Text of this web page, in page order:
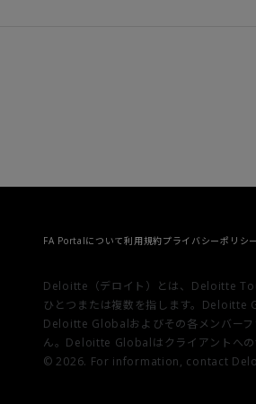
FA Portalについて利用規約プライバシーポリシー
Deloitte（デロイト）とは、Deloitte
ひとつまたは複数を指します。Deloitte
Deloitte Globalおよびその各メンバーフ
ん。Deloitte Globalはクライアントへ
© 2026. For information, contact